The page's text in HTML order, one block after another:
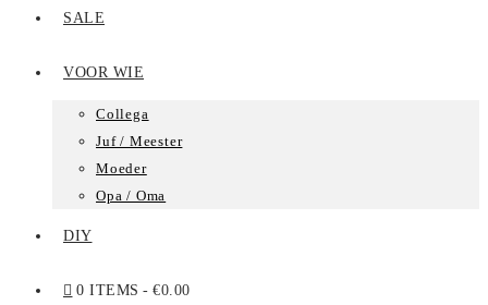
SALE
VOOR WIE
Collega
Juf / Meester
Moeder
Opa / Oma
DIY
0 ITEMS €0.00